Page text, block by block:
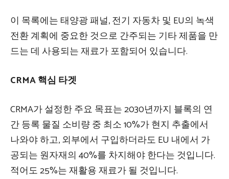
이 목록에는 태양광 패널, 전기 자동차 및 EU의 녹색
전환 계획에 중요한 것으로 간주되는 기타 제품을 만
드는 데 사용되는 재료가 포함되어 있습니다.
CRMA 핵심 타겟
CRMA가 설정한 주요 목표는 2030년까지 블록의 연
간 등록 물질 소비량 중 최소 10%가 현지 추출에서
나와야 하고, 외부에서 구입하더라도 EU 내에서 가
공되는 원자재의 40%를 차지해야 한다는 것입니다.
적어도 25%는 재활용 재료가 될 것입니다.